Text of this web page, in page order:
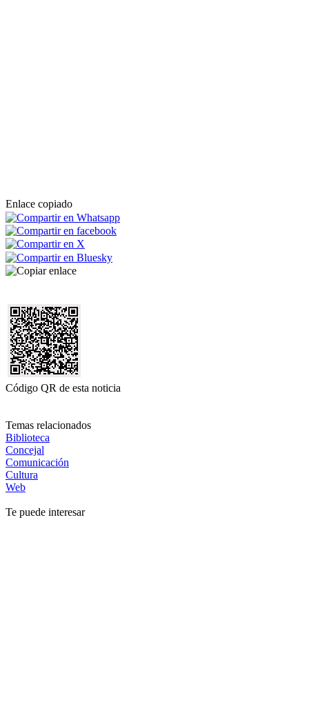
Enlace copiado
Código QR de esta noticia
Temas relacionados
Biblioteca
Concejal
Comunicación
Cultura
Web
Te puede interesar